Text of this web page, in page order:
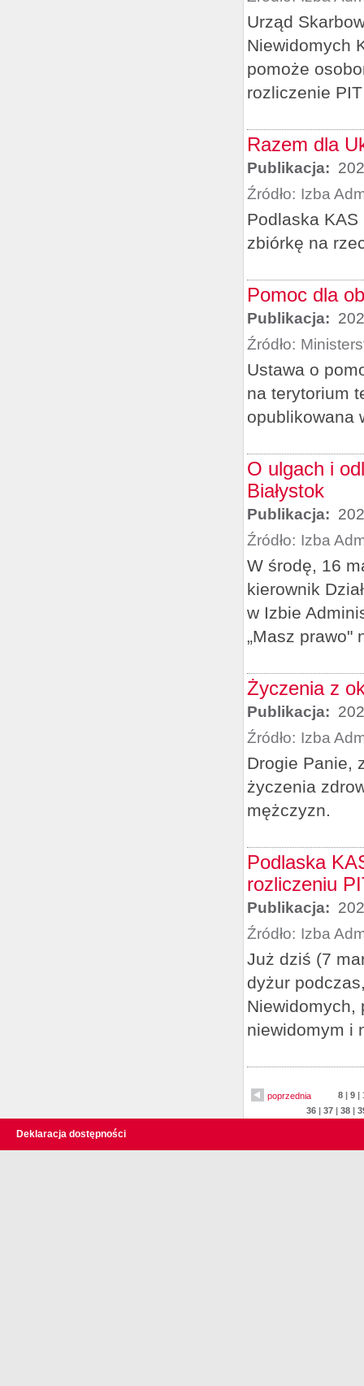
Urząd
Niewidomych
pomoże
rozliczenie PIT
Razem dla
Publikacja:
Źródło: Izba
Podlaska
zbiórkę na
Pomoc dla
Publikacja:
Źródło:
Ustawa o
na terytorium
opublikowana
O ulgach i
Białystok
Publikacja:
Źródło: Izba
W środę, 16
kierownik
w Izbie
„Masz prawo"
Życzenia z
Publikacja:
Źródło: Izba
Drogie Panie,
życzenia
mężczyzn.
Podlaska
rozliczeniu
Publikacja:
Źródło: Izba
Już dziś (7
dyżur
Niewidomych,
niewidomym i
poprzednia 8 |9 |
36 | 37 | 38 |
Deklaracja dostępności